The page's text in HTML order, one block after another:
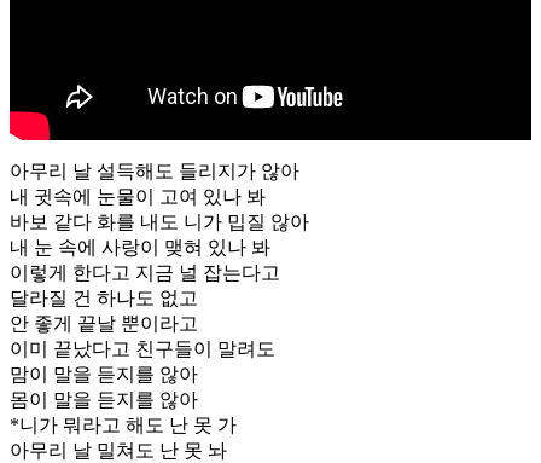
아무리 날 설득해도 들리지가 않아
내 귓속에 눈물이 고여 있나 봐
바보 같다 화를 내도 니가 밉질 않아
내 눈 속에 사랑이 맺혀 있나 봐
이렇게 한다고 지금 널 잡는다고
달라질 건 하나도 없고
안 좋게 끝날 뿐이라고
이미 끝났다고 친구들이 말려도
맘이 말을 듣지를 않아
몸이 말을 듣지를 않아
*니가 뭐라고 해도 난 못 가
아무리 날 밀쳐도 난 못 놔